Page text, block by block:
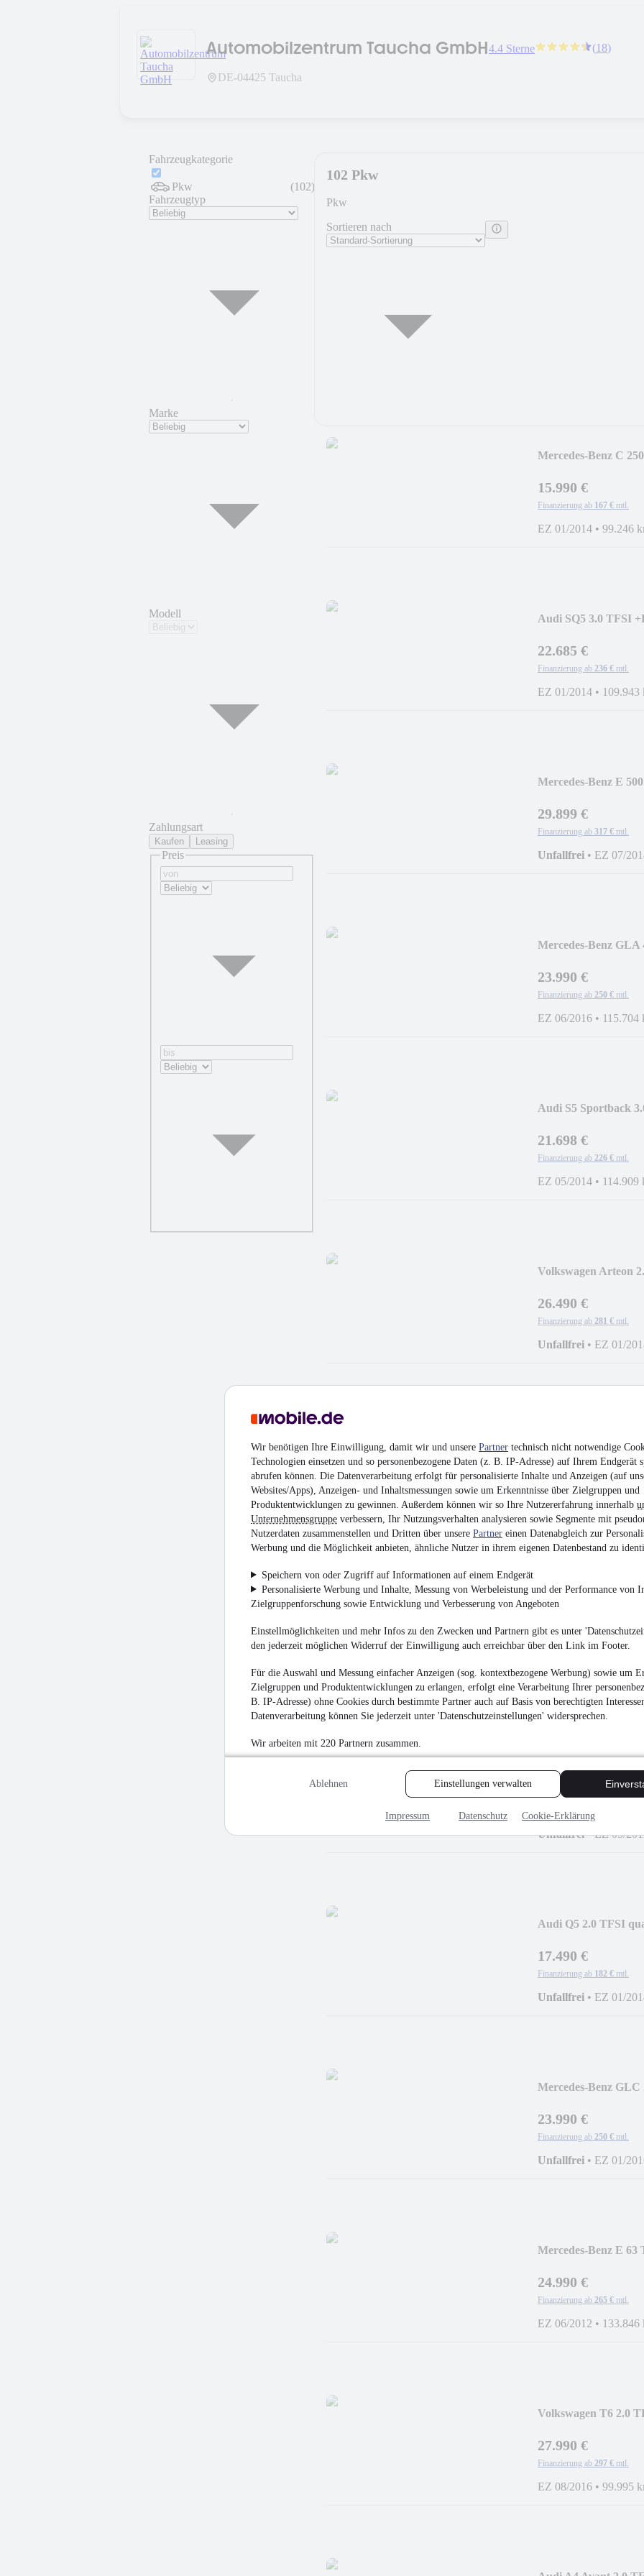
Wir benötigen Ihre Einwilligung, damit wir und unsere Partner technisch nicht notwendige
Technologien einsetzen und so personenbezogene Daten (z. B. IP-Adresse) auf Ihrem Endgerät
abrufen können. Die Datenverarbeitung erfolgt für personalisierte Inhalte und Anzeigen (auf
Websites/Apps), Anzeigen- und Inhaltsmessungen sowie um Erkenntnisse über Zielgruppen und
Produktentwicklungen zu gewinnen. Außerdem können wir so Ihre Nutzererfahrung innerhalb
Unternehmensgruppe verbessern, Ihr Nutzungsverhalten analysieren sowie Segmente mit
Nutzerdaten zusammenstellen und Dritten über unsere Partner einen Datenabgleich zur
Werbung und die Möglichkeit anbieten, ähnliche Nutzer in ihrem eigenen Datenbestand zu
Speichern von oder Zugriff auf Informationen auf einem Endgerät
Personalisierte Werbung und Inhalte, Messung von Werbeleistung und der Performance von
Zielgruppenforschung sowie Entwicklung und Verbesserung von Angeboten
Einstellmöglichkeiten und mehr Infos zu den Zwecken und Partnern gibt es unter
den jederzeit möglichen Widerruf der Einwilligung auch erreichbar über den Link im Footer.
Für die Auswahl und Messung einfacher Anzeigen (sog. kontextbezogene Werbung) sowie um
Zielgruppen und Produktentwicklungen zu erlangen, erfolgt eine Verarbeitung Ihrer
B. IP-Adresse) ohne Cookies durch bestimmte Partner auch auf Basis von berechtigten
Datenverarbeitung können Sie jederzeit unter 'Datenschutzeinstellungen' widersprechen.
Wir arbeiten mit 220 Partnern zusammen.
Ablehnen Einstellungen verwalten
Impressum Datenschutz Cookie-Erklärung
Automobilzentrum Taucha GmbH4.4 Sterne (18)
DE-04425 Taucha
Fahrzeugkategorie
Pkw (102)
Fahrzeugtyp
Marke
Modell
Zahlungsart
Kaufen Leasing
Preis
102 Pkw
Pkw
Sortieren nach
Mercedes-Benz C
15.990 €
Finanzierung ab 167 € mtl.
EZ 01/2014 • 99.246
Audi SQ5 3.0 TFSI
22.685 €
Finanzierung ab 236 € mtl.
EZ 01/2014 • 109.943
Mercedes-Benz E
29.899 €
Finanzierung ab 317 € mtl.
Unfallfrei • EZ 07/
Mercedes-Benz
23.990 €
Finanzierung ab 250 € mtl.
EZ 06/2016 • 115.704
Audi S5 Sportback
21.698 €
Finanzierung ab 226 € mtl.
EZ 05/2014 • 114.909
Volkswagen Arteon
26.490 €
Finanzierung ab 281 € mtl.
Unfallfrei • EZ 01/
27.743 €
295 €
EZ 07/2017•83.115
Mercedes-Benz C 43
24.949 €
Finanzierung ab 265 € mtl.
EZ 04/2016 •127.143
Volkswagen T5
21.989 €
Finanzierung ab
Unfallfrei•EZ 05/
Audi Q5 2.0 TFSI
17.490 €
Finanzierung ab 182 € mtl.
Unfallfrei • EZ 01/
Mercedes-Benz GLC
23.990 €
Finanzierung ab 250 € mtl.
Unfallfrei • EZ 01/
Mercedes-Benz E
24.990 €
Finanzierung ab 265 € mtl.
EZ 06/2012 • 133.846
Volkswagen T6 2.0
27.990 €
Finanzierung ab 297 € mtl.
EZ 08/2016 • 99.995